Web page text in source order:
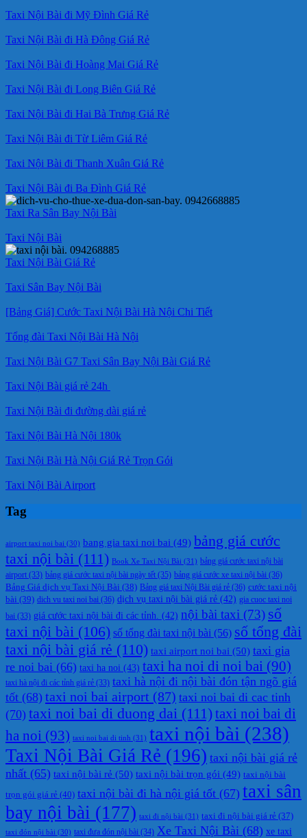
Taxi Nội Bài đi Mỹ Đình Giá Rẻ
Taxi Nội Bài đi Hà Đông Giá Rẻ
Taxi Nội Bài đi Hoàng Mai Giá Rẻ
Taxi Nội Bài đi Long Biên Giá Rẻ
Taxi Nội Bài đi Hai Bà Trưng Giá Rẻ
Taxi Nội Bài đi Từ Liêm Giá Rẻ
Taxi Nội Bài đi Thanh Xuân Giá Rẻ
Taxi Nội Bài đi Ba Đình Giá Rẻ
Taxi Ra Sân Bay Nội Bài
Taxi Nội Bài
Taxi Nội Bài Giá Rẻ
Taxi Sân Bay Nội Bài
[Bảng Giá] Cước Taxi Nội Bài Hà Nội Chi Tiết
Tổng đài Taxi Nội Bài Hà Nội
Taxi Nội Bài G7 Taxi Sân Bay Nội Bài Giá Rẻ
Taxi Nội Bài giá rẻ 24h
Taxi Nội Bài đi đường dài giá rẻ
Taxi Nội Bài Hà Nội 180k
Taxi Nội Bài Hà Nội Giá Rẻ Trọn Gói
Taxi Nội Bài Airport
Tag
airport taxi noi bai (30) bang gia taxi noi bai (49) bảng giá cước
taxi nội bài (111) Book Xe Taxi Nội Bài (31) bảng giá cước taxi nội bài
airport (33) bảng giá cước taxi nội bài ngày tết (35) bảng giá cước xe taxi nội bài (36)
Bảng Giá dịch vụ Taxi Nội Bài (38) Bảng giá taxi Nội Bài giá rẻ (36) cước taxi nội
bài (39) dich vu taxi noi bai (36) dịch vụ taxi nội bài giá rẻ (42) gia cuoc taxi noi
bai (33) giá cước taxi nội bài đi các tỉnh. (42) nội bài taxi (73) số
taxi nội bài (106) số tổng đài taxi nội bài (56) số tổng đài
taxi nội bài giá rẻ (110) taxi airport noi bai (50) taxi gia
re noi bai (66) taxi ha noi (43) taxi ha noi di noi bai (90)
taxi hà nội đi các tỉnh giá rẻ (33) taxi hà nội đi nội bài đón tận ngõ giá
tốt (68) taxi noi bai airport (87) taxi noi bai di cac tinh
(70) taxi noi bai di duong dai (111)taxi noi bai di
ha noi (93) taxi noi bai di tinh (31) taxi nội bài (238)
Taxi Nội Bài Giá Rẻ (196) taxi nội bài giá rẻ
nhất (65) taxi nội bài rẻ (50) taxi nội bài trọn gói (49) taxi nội bài
trọn gói giá rẻ (40) taxi nội bài đi hà nội giá tốt (67) taxi sân
bay nội bài (177) taxi đi nội bài (31) taxi đi nội bài giá rẻ (37)
taxi đón nội bài (30) taxi đưa đón nội bài (34) Xe Taxi Nội Bài (68) xe taxi